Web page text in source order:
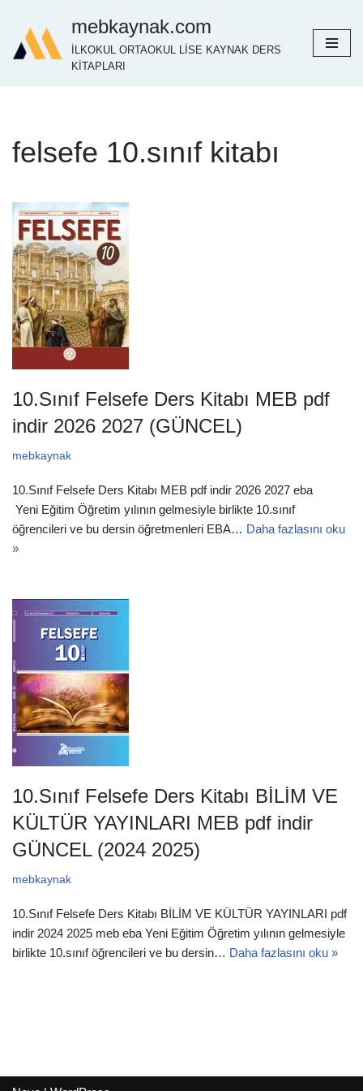
İçeriğe
geç
mebkaynak.com
İLKOKUL ORTAOKUL LİSE KAYNAK DERS
KİTAPLARI
felsefe 10.sınıf kitabı
10.Sınıf Felsefe Ders Kitabı MEB pdf
indir 2026 2027 (GÜNCEL)
mebkaynak
10.Sınıf Felsefe Ders Kitabı MEB pdf indir 2026 2027 eba
Yeni Eğitim Öğretim yılının gelmesiyle birlikte 10.sınıf
öğrencileri ve bu dersin öğretmenleri EBA… Daha fazlasını oku
»
10.Sınıf Felsefe Ders Kitabı BİLİM VE
KÜLTÜR YAYINLARI MEB pdf indir
GÜNCEL (2024 2025)
mebkaynak
10.Sınıf Felsefe Ders Kitabı BİLİM VE KÜLTÜR YAYINLARI pdf
indir 2024 2025 meb eba Yeni Eğitim Öğretim yılının gelmesiyle
birlikte 10.sınıf öğrencileri ve bu dersin… Daha fazlasını oku »